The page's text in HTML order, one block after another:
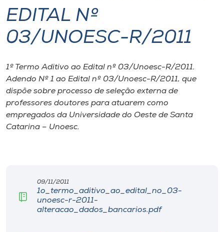
I.nova
Cultura
CPA
Rádio
EDITAL Nº
03/UNOESC-R/2011
1º Termo Aditivo ao Edital nº 03/Unoesc-R/2011.
Adendo Nº 1 ao Edital nº 03/Unoesc-R/2011, que
dispõe sobre processo de seleção externa de
professores doutores para atuarem como
empregados da Universidade do Oeste de Santa
Catarina – Unoesc.
09/11/2011
1o_termo_aditivo_ao_edital_no_03-
unoesc-r-2011-
alteracao_dados_bancarios.pdf